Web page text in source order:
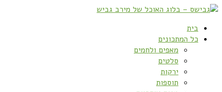
בית
כל המתכונים
מאפים ולחמים
סלטים
ירקות
תוספות